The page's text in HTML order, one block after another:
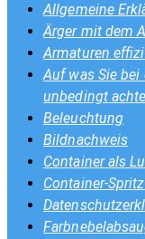
Allgemeine
Ärger mit dem
Armaturen
Auf was Sie
unbedingt
Beleuchtung
Bildnachweis
Container als
Container-